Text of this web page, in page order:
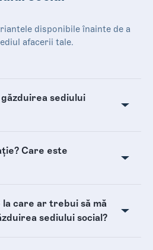
disponibile înainte de a
afacerii tale.
sediului
Care este
care ar trebui să mă
sediului social?